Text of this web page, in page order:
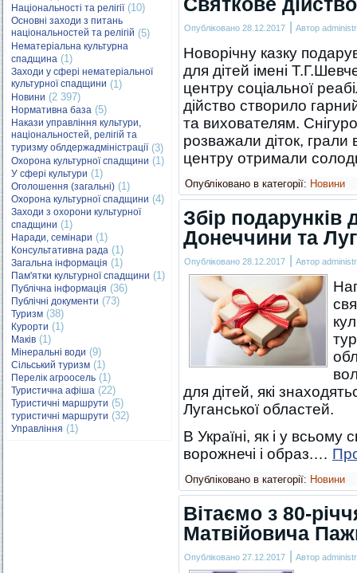
Національності та релігії(10)
Основні заходи з питань
національностей та релігій (5)
Нематеріальна культурна
спадщина (1)
Заходи у сфері нематеріальної
культурної спадщини (1)
Новини (2 397)
Нормативна база (5)
Накази управління культури,
національностей, релігій та
туризму облдержадміністрації(3)
Охорона культурної спадщини (1)
У сфері культури (1)
Оголошення (загальні) (1)
Охорона культурної спадщини (4)
Заходи з охорони культурної
спадщини (1)
Наради, семінари (1)
Консультативна рада (1)
Загальна інформація (1)
Пам'ятки культурної спадщини (1)
Публічна інформація (36)
Публічні документи (73)
Туризм (38)
Курорти (1)
Маків (1)
Мінеральні води (9)
Сільський туризм (1)
Перелік агроосель (1)
Туристична афіша (22)
Туристичні маршрути (5)
туристичні маршрути (32)
Управління (1)
Опубліковано 28.12.2017 | Автор
Новорічну казку
для дітей імені
центру соціальної
дійство створило
та вихователям.
розважали діток, грали
центру отримали
Опубліковано в категорії: Новини
Збір подарунків
Донеччини та
Опубліковано 28.12.2017 | Автор
для дітей, які
Луганської областей.
В Україні, як і у всьому
ворожнечі і образ.…
Опубліковано в категорії: Новини
Вітаємо з 80-
Матвійовича
Опубліковано 27.12.2017 | Автор